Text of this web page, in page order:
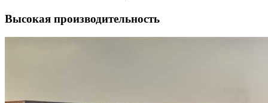
Высокая производительность